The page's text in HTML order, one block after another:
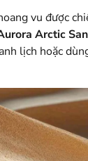
vu được
Arctic
lịch hoặc